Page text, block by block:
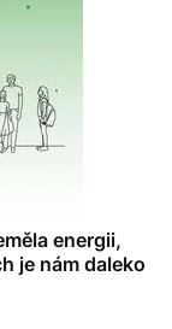
energii,
je nám daleko